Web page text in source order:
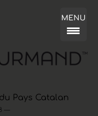
MENU
du Pays Catalan
—